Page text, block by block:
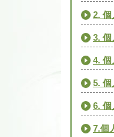
2. 個
3. 個
4. 個
5. 個
6. 個
7.個